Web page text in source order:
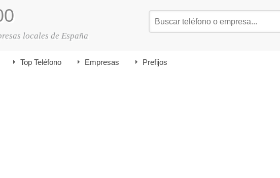
locales de España
Top Teléfono Empresas Prefijos